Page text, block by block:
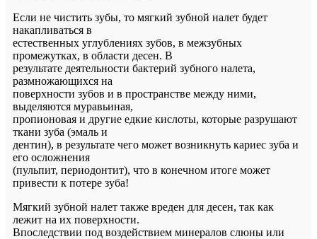
Если не чистить зубы, то мягкий зубной налет будет
накапливаться в
естественных углублениях зубов, в межзубных
промежутках, в области десен. В
результате деятельности бактерий зубного налета,
размножающихся на
поверхности зубов и в пространстве между ними,
выделяются муравьиная,
пропионовая и другие едкие кислоты, которые разрушают
ткани зуба (эмаль и
дентин), в результате чего может возникнуть кариес зуба и
его осложнения
(пульпит, периодонтит), что в конечном итоге может
привести к потере зуба!
Мягкий зубной налет также вреден для десен, так как
лежит на их поверхности.
Впоследствии под воздействием минералов слюны или